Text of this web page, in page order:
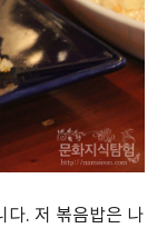
다. 저 볶음밥은 나